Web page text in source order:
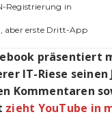
Registrierung in
aber erste Dritt-App
präsentiert
IT-Riese seinen
Kommentaren
zieht YouTube in